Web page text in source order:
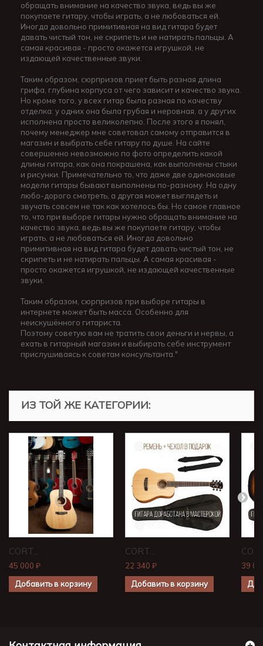
обращать внимание на качество звука, ведь вы же
покупаете гитару, чтобы играть, а не любоваться ей.
Иногда довольно примитивная на вид гитара будет
давать чистый тон, не скрипеть и не натирать пальцы. А
самая красивая - просто окажется игрушкой, не
издающей качественные звуки.
Таким образом, сюрпризов приет быть разная длина
грифа, глубина корпуса от чего зависит и качество звука.
Но кроме того, у всех гитар была разная по качеству
отделка: у одних она была грубая и неровная, а у других
исполнена просто великолепно. После этого я понял,
почему менеджер мне советовал самому отправится в
магазин и выбрать себе гитару по душе. На сайте
совершенно невозможно по фото определить какой
длины гитара, как она покрашена, как выполнены стыки
и рисунки. Примечательно то, что даже две одинаковые
модели гитары бывают выполнены по-разному. На одну
любо-дорого смотреть, а другая может выглядеть и
звучать совсем не так как хотелось бы. Но самое главное
то, что при выборе гитары нужно обращать внимание на
качество звука, ведь вы же покупаете гитару, чтобы
играть, а не любоваться ей. Иногда довольно
примитивная на вид гитара будет давать чистый тон, не
скрипеть и не натирать пальцы. А самая красивая -
просто окажется игрушкой, не издающей качественные
звуки.
Таким образом, сюрпризов при выборе гитары в
интернете может быть масса. Особенно для
неискушённого гитариста.
Поэтому советую вам не тратить свои деньги и нервы, а
ехать в гитарный магазин и выбирать себе инструмент
прислушиваясь к советам консультанта."
ИЗ ТОЙ ЖЕ КАТЕГОРИИ:
CORT...
45 000 ₽
Добавить в корзину
CORT...
22 340 ₽
Добавить в корзину
39